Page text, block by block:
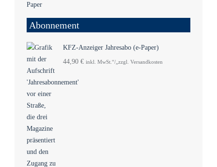
Abonnement
KFZ-Anzeiger Jahresabo (e-Paper)
44,90 € inkl. MwSt.“/„zzgl. Versandkosten